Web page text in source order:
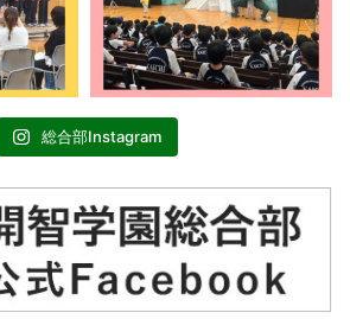
総合部Instagram